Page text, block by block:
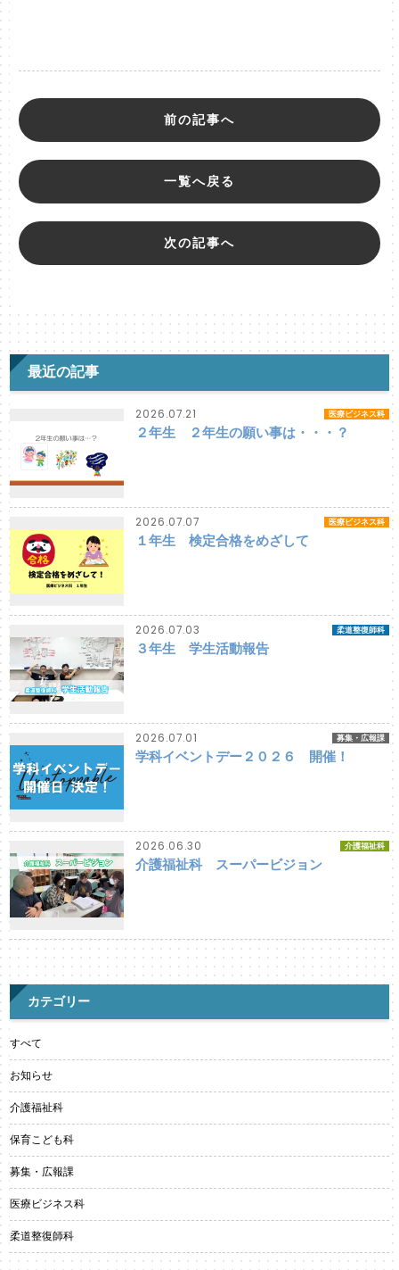
前の記事へ
一覧へ戻る
次の記事へ
最近の記事
2026.07.21 医療ビジネス科
２年生 ２年生の願い事は・・・？
2026.07.07 医療ビジネス科
１年生 検定合格をめざして
2026.07.03 柔道整復師科
３年生 学生活動報告
2026.07.01 募集・広報課
学科イベントデー２０２６ 開催！
2026.06.30 介護福祉科
介護福祉科 スーパービジョン
カテゴリー
すべて
お知らせ
介護福祉科
保育こども科
募集・広報課
医療ビジネス科
柔道整復師科